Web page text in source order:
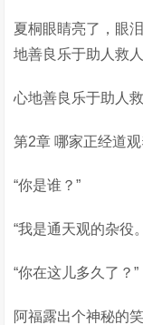
夏桐眼睛亮了，眼
地善良乐于助人救
心地善良乐于助人
第2章 哪家正经道观
“你是谁？”
“我是通天观的杂役
“你在这儿多久了？”
阿福露出个神秘的